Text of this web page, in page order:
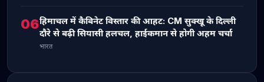
06हिमाचल में कैबिनेट विस्तार की आहट: CM सुक्खू के दिल्ली
दौरे से बढ़ी सियासी हलचल, हाईकमान से होगी अहम चर्चा
भारत